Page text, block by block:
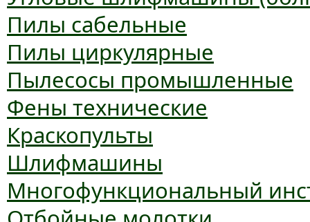
Пилы сабельные
Пилы циркулярные
Пылесосы промышленные
Фены технические
Краскопульты
Шлифмашины
Многофункциональный